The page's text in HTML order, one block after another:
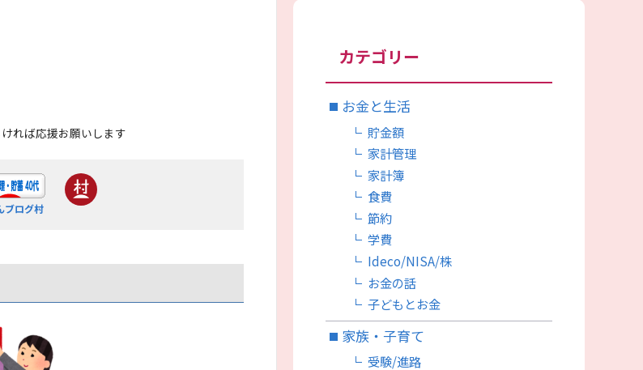
れば応援お願いします
ブログ村
カテゴリー
お金と生活
貯金額
家計管理
家計簿
食費
節約
学費
Ideco/NISA/株
お金の話
子どもとお金
家族・子育て
受験/進路